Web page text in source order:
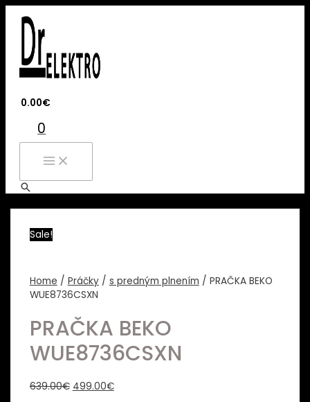
obsah
0.00€
0
MAIN
MENU
Hľadať
Sale!
Home / Práčky/ s predným plnením / PRAČKA BEKO
WUE8736CSXN
PRAČKA BEKO
WUE8736CSXN
639.00€ 499.00€